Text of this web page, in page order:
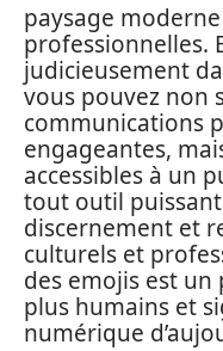
paysage
professionnelles.
judicieusement
vous pouvez non
communications
engageantes,
accessibles à un
tout outil
discernement et
culturels et
des emojis est un
plus humains et
numérique